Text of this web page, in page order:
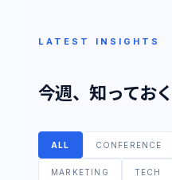
LATEST INSIGHTS
今週、知ってお
ALL CONFERENCE
MARKETING TECH